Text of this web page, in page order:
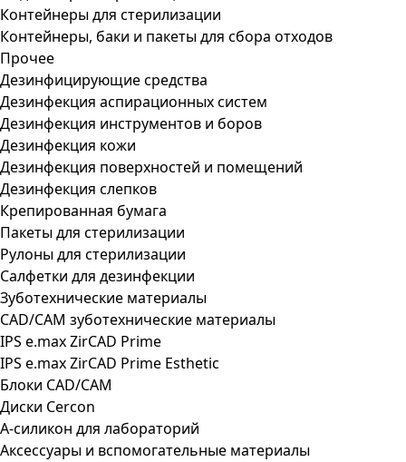
Контейнеры для стерилизации
Контейнеры, баки и пакеты для сбора отходов
Прочее
Дезинфицирующие средства
Дезинфекция аспирационных систем
Дезинфекция инструментов и боров
Дезинфекция кожи
Дезинфекция поверхностей и помещений
Дезинфекция слепков
Крепированная бумага
Пакеты для стерилизации
Рулоны для стерилизации
Салфетки для дезинфекции
Зуботехнические материалы
CAD/CAM зуботехнические материалы
IPS e.max ZirCAD Prime
IPS e.max ZirCAD Prime Esthetic
Блоки CAD/CAM
Диски Cercon
А-силикон для лабораторий
Аксессуары и вспомогательные материалы